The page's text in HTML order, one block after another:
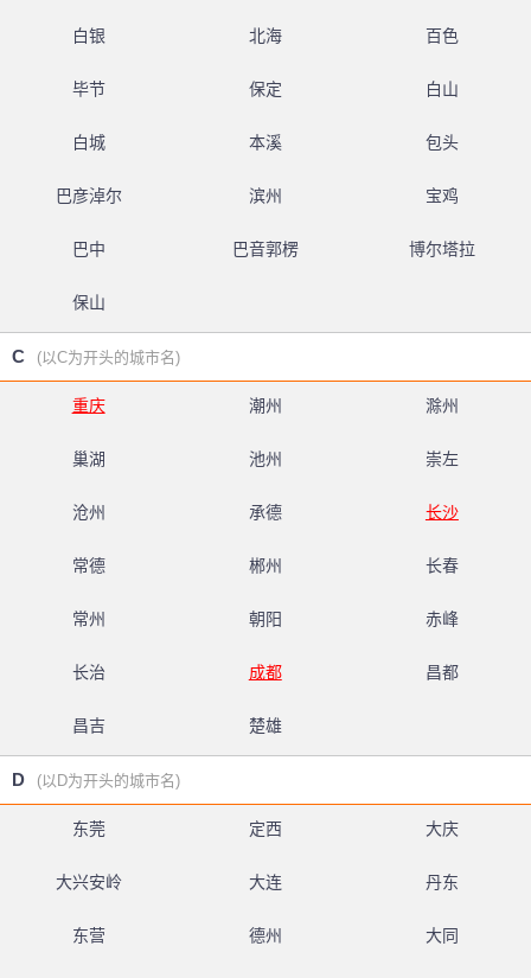
白银 北海 百色
毕节 保定 白山
白城 本溪 包头
巴彦淖尔 滨州 宝鸡
巴中 巴音郭楞 博尔塔拉
保山
C (以C为开头的城市名)
重庆 潮州 滁州
巢湖 池州 崇左
沧州 承德 长沙
常德 郴州 长春
常州 朝阳 赤峰
长治 成都 昌都
昌吉 楚雄
D (以D为开头的城市名)
东莞 定西 大庆
大兴安岭 大连 丹东
东营 德州 大同